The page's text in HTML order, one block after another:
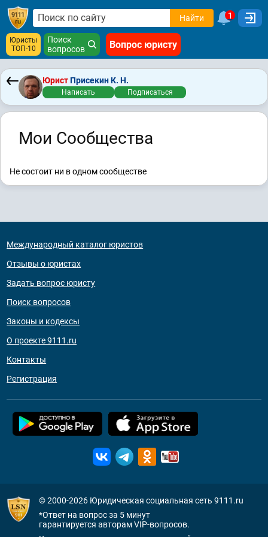
Найти 1
Юристы
ТОП-10
Поиск
вопросов
Вопрос юристу
Юрист Присекин К. Н.
Написать Подписаться
Мои Сообщества
Не состоит ни в одном сообществе
Международный каталог юристов
Отзывы о юристах
Задать вопрос юристу
Поиск вопросов
Законы и кодексы
О проекте 9111.ru
Контакты
Регистрация
© 2000-2026 Юридическая социальная сеть 9111.ru
*Ответ на вопрос за 5 минут
гарантируется авторам VIP-вопросов.